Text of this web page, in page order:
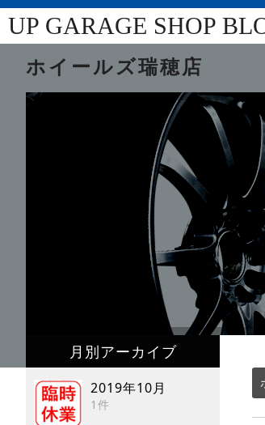
UP GARAGE SHOP
ホイールズ瑞穂店
月別アーカイブ
2019年10月
1件